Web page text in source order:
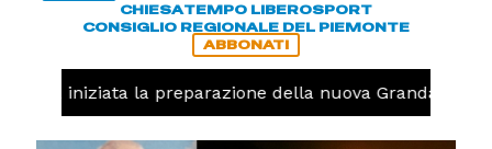
CHIESATEMPO LIBEROSPORT
CONSIGLIO REGIONALE DEL PIEMONTE
ABBONATI
iniziata la preparazione della nuova Granda Volley